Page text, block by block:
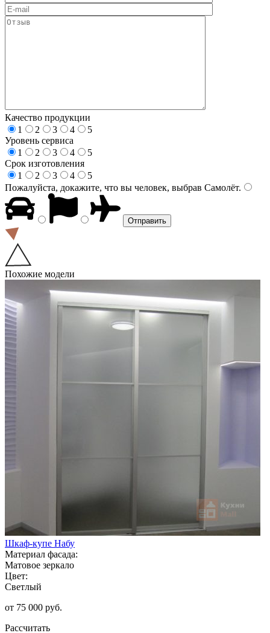
Качество продукции
1
2 3 4
5
Уровень сервиса
1
2 3 4
5
Срок изготовления
1
2 3 4
5
Пожалуйста, докажите, что вы человек, выбрав Самолёт.
Похожие модели
Шкаф-купе Набу
Материал фасада:
Матовое зеркало
Цвет:
Светлый
от 75 000 руб.
Рассчитать